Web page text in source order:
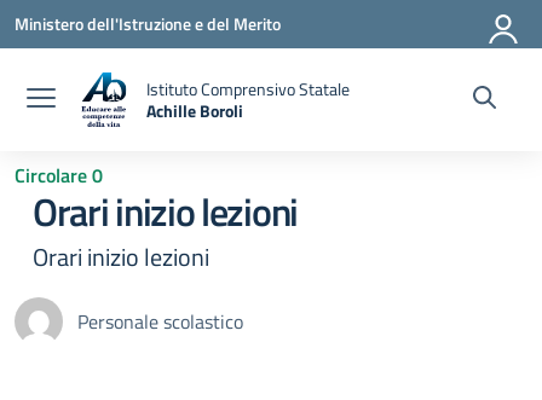
Vai ai contenuti
Vai al menu di navigazione
Vai al footer
Ministero dell'Istruzione e del Merito
Istituto Comprensivo Statale
Achille Boroli
Circolare 0
Orari inizio lezioni
Orari inizio lezioni
Personale scolastico